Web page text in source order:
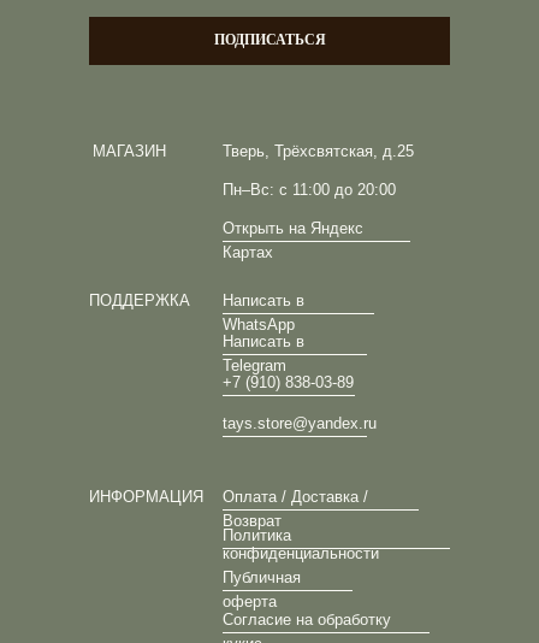
Тверь, Трёхсвятская, д.25
Пн–Вс: с 11:00 до 20:00
Открыть на Яндекс
Картах
МАГАЗИН
ПОДДЕРЖКА
Написать в
WhatsApp
Написать в
Telegram
+7 (910) 838-03-89
tays.store@yandex.ru
ИНФОРМАЦИЯ
Оплата / Доставка /
Возврат
Политика
конфиденциальности
Публичная
оферта
Согласие на обработку
ПОДПИСАТЬСЯ